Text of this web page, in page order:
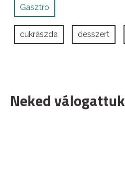
Gasztro
cukrászda desszert
Neked válogattuk